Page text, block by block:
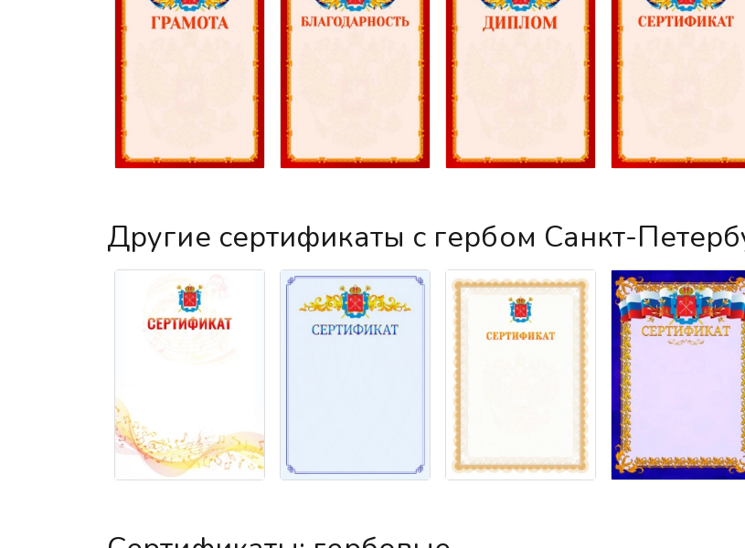
Другие сертификаты с гербом Санкт-